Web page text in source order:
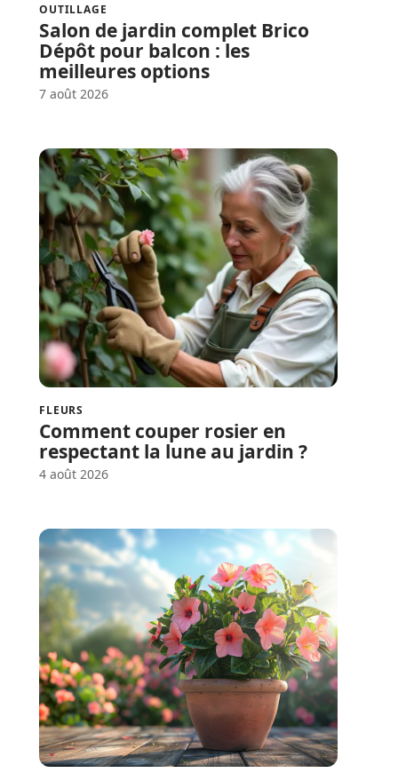
OUTILLAGE
Salon de jardin complet Brico
Dépôt pour balcon : les
meilleures options
7 août 2026
FLEURS
Comment couper rosier en
respectant la lune au jardin ?
4 août 2026